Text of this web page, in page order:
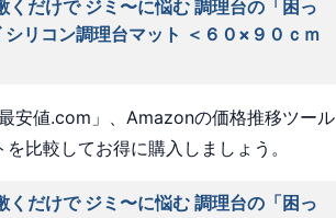
だけで ジミ〜に悩む 調理台の「困っ
リコン調理台マット ＜６０×９０ｃｍ
安値.com」、Amazonの価格推移ツール
比較してお得に購入しましょう。
だけで ジミ〜に悩む 調理台の「困っ